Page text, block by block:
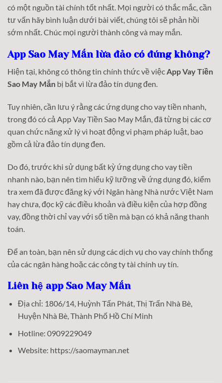
có một nguồn tài chính tốt nhất. Mọi người có thắc mắc, cần
tư vấn hãy bình luận dưới bài viết, chúng tôi sẽ phản hồi
sớm nhất. Chúc mọi người thành công và may mắn.
App Sao May Mắn lừa đảo có đúng không?
Hiện tại, không có thông tin chính thức về việcApp Vay Tiền
Sao May Mắn bị bắt vì lừa đảo tín dụng đen.
Tuy nhiên, cần lưu ý rằng các ứng dụng cho vay tiền nhanh,
trong đó có cả App Vay Tiền Sao May Mắn, đã từng bị các cơ
quan chức năng xử lý vì hoạt động vi phạm pháp luật, bao
gồm cả lừa đảo tín dụng đen.
Do đó, trước khi sử dụng bất kỳ ứng dụng cho vay tiền
nhanh nào, bạn nên tìm hiểu kỹ lưỡng về ứng dụng đó, kiểm
tra xem đã được đăng ký với Ngân hàng Nhà nước Việt Nam
hay chưa, đọc kỹ các điều khoản và điều kiện của hợp đồng
vay, đồng thời chỉ vay với số tiền mà bạn có khả năng thanh
toán.
Để an toàn, bạn nên sử dụng các dịch vụ cho vay chính thống
của các ngân hàng hoặc các công ty tài chính uy tín.
Liên hệ app Sao May Mắn
Địa chỉ: 1806/14, Huỳnh Tấn Phát, Thị Trấn Nhà Bè,
Huyện Nhà Bè, Thành Phố Hồ Chí Minh
Hotline: 0909229049
Website: https://saomayman.net